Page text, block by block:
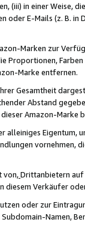
(iii) in einer Weise,
E-Mails (z. B. in
Marken zur
Proportionen,
Marke entfernen.
Gesamtheit
Abstand
Amazon-Marke
alleiniges
vornehmen,
von,Drittanbietern auf
diesem Verkäufer
oder zur
Namen,